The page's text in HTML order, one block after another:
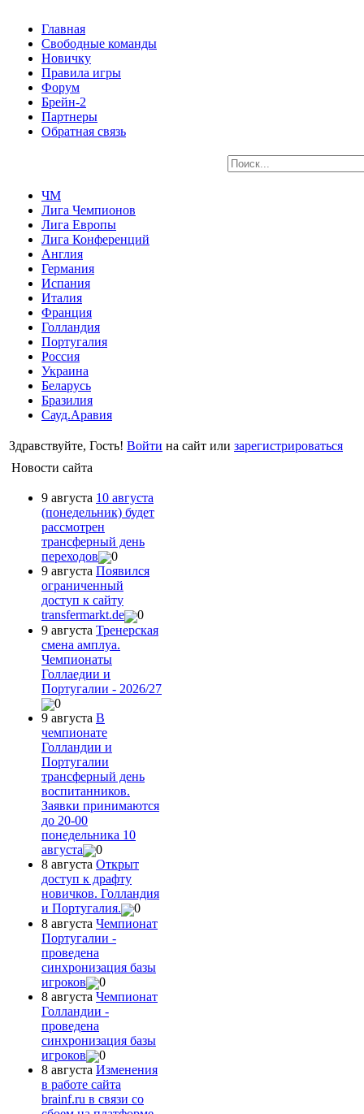
Главная
Свободные команды
Новичку
Правила игры
Форум
Брейн-2
Партнеры
Обратная связь
ЧМ
Лига Чемпионов
Лига Европы
Лига Конференций
Англия
Германия
Испания
Италия
Франция
Голландия
Португалия
Россия
Украина
Беларусь
Бразилия
Сауд.Аравия
Здравствуйте, Гость! Войти на сайт или зарегистрироваться
Новости сайта
9 августа 10 августа
(понедельник) будет
рассмотрен
трансферный день
переходов
0
9 августа Появился
ограниченный
доступ к сайту
transfermarkt.de
0
9 августа Тренерская
смена амплуа.
Чемпионаты
Голлаедии и
Португалии - 2026/27
0
9 августа В
чемпионате
Голландии и
Португалии
трансферный день
воспитанников.
Заявки принимаются
до 20-00
понедельника 10
августа
0
8 августа Открыт
доступ к драфту
новичков. Голландия
и Португалия.
0
8 августа Чемпионат
Португалии -
проведена
синхронизация базы
игроков
0
8 августа Чемпионат
Голландии -
проведена
синхронизация базы
игроков
0
8 августа Изменения
в работе сайта
brainf.ru в связи со